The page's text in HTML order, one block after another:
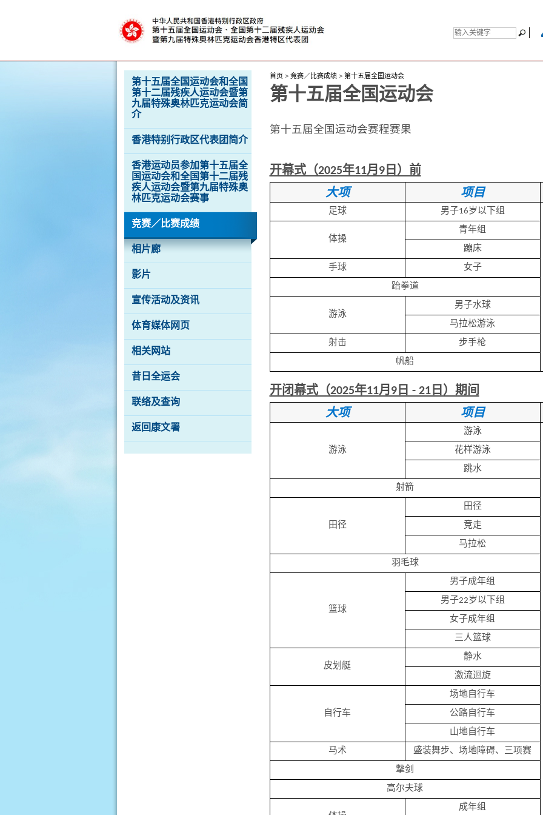
按“Tab”进入菜单
第十五届全国运动会和全国
第十二届残疾人运动会暨第
九届特殊奥林匹克运动会简
介
香港特别行政区代表团简介
香港运动员参加第十五届全
国运动会和全国第十二届残
疾人运动会暨第九届特殊奥
林匹克运动会赛事
竞赛／比赛成绩
相片廊
影片
宣传活动及资讯
体育媒体网页
相关网站
昔日全运会
联络及查询
返回康文署
首页> 竞赛／比赛成绩> 第十五届全国运动会
第十五届全国运动会
第十五届全国运动会赛程赛果
开幕式（2025年11月9日）前
大项 项目
足球 男子16岁以下组
体操
青年组
蹦床
手球 女子
跆拳道
游泳
男子水球
马拉松游泳
射击 步手枪
帆船
开闭幕式（2025年11月9日 - 21日）期间
大项 项目
游泳
游泳
花样游泳
跳水
射箭
田径
田径
竞走
马拉松
羽毛球
篮球
男子成年组
男子22岁以下组
女子成年组
三人篮球
皮划艇
静水
激流迴旋
自行车
场地自行车
公路自行车
山地自行车
马术 盛装舞步、场地障碍、三项赛
撃剑
高尔夫球
成年组